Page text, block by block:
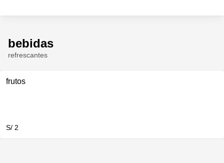
bebidas
refrescantes
frutos
S/ 2